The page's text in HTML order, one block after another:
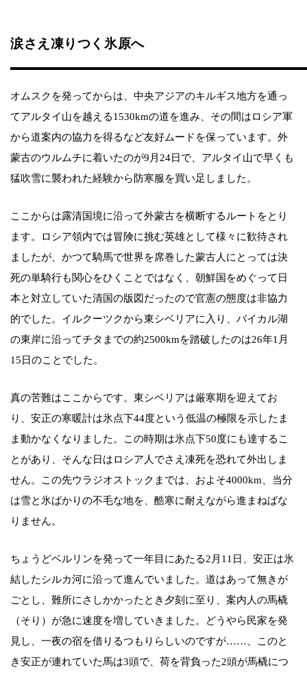
涙さえ凍りつく氷原へ
オムスクを発ってからは、中央アジアのキルギス地方を通っ
てアルタイ山を越える1530kmの道を進み、その間はロシア軍
から道案内の協力を得るなど友好ムードを保っています。外
蒙古のウルムチに着いたのが9月24日で、アルタイ山で早くも
猛吹雪に襲われた経験から防寒服を買い足しました。
ここからは露清国境に沿って外蒙古を横断するルートをとり
ます。ロシア領内では冒険に挑む英雄として様々に歓待され
ましたが、かつて騎馬で世界を席巻した蒙古人にとっては決
死の単騎行も関心をひくことではなく、朝鮮国をめぐって日
本と対立していた清国の版図だったので官憲の態度は非協力
的でした。イルクーツクから東シベリアに入り、バイカル湖
の東岸に沿ってチタまでの約2500kmを踏破したのは26年1月
15日のことでした。
真の苦難はここからです。東シベリアは厳寒期を迎えてお
り、安正の寒暖計は氷点下44度という低温の極限を示したま
ま動かなくなりました。この時期は氷点下50度にも達するこ
とがあり、そんな日はロシア人でさえ凍死を恐れて外出しま
せん。この先ウラジオストックまでは、およそ4000km、当分
は雪と氷ばかりの不毛な地を、酷寒に耐えながら進まねばな
りません。
ちょうどベルリンを発って一年目にあたる2月11日、安正は氷
結したシルカ河に沿って進んでいました。道はあって無きが
ごとし、難所にさしかかったとき夕刻に至り、案内人の馬橇
（そり）が急に速度を増していきました。どうやら民家を発
見し、一夜の宿を借りるつもりらしいのですが……、このと
き安正が連れていた馬は3頭で、荷を背負った2頭が馬橇につ